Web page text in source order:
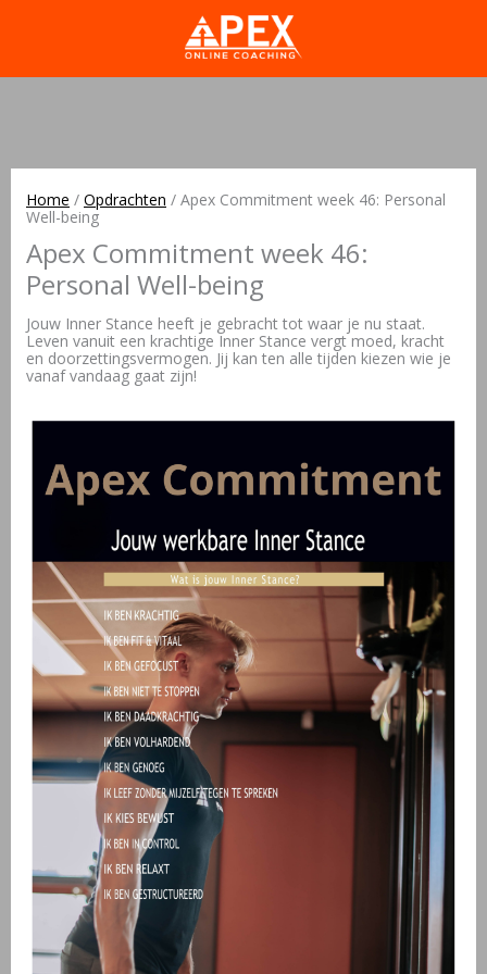
Home / Opdrachten / Apex Commitment week 46: Personal
Well-being
Apex Commitment week 46:
Personal Well-being
Jouw Inner Stance heeft je gebracht tot waar je nu staat.
Leven vanuit een krachtige Inner Stance vergt moed, kracht
en doorzettingsvermogen. Jij kan ten alle tijden kiezen wie je
vanaf vandaag gaat zijn!